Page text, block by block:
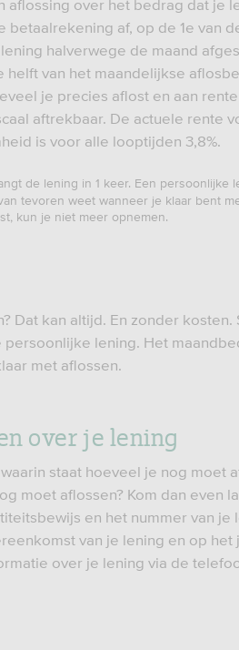
aflossing over het bedrag dat je
betaalrekening af, op de 1e van
halverwege de maand
van het maandelijkse
je precies aflost en aan
aftrekbaar. De actuele rente
is voor alle looptijden 3,8%.
de lening in 1 keer. Een persoonlijke
tevoren weet wanneer je klaar bent
kun je niet meer opnemen.
Dat kan altijd. En zonder
lening. Het
met aflossen.
over je lening
staat hoeveel je nog moet
moet aflossen? Kom dan even
en het nummer van je
van je lening en op het
over je lening via de